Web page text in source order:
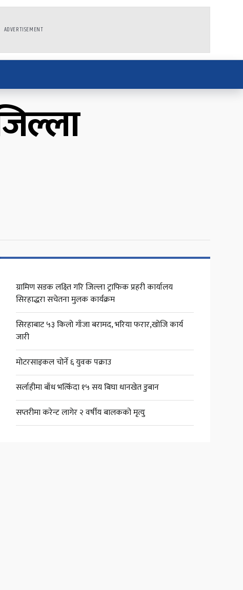
ADVERTISEMENT
ग्रामिण सडक लक्ष्ति गरि जिल्ला ट्राफिक प्रहरी कार्यालय
सिरहाद्धरा सचेतना मुलक कार्यक्रम
सिरहाबाट ५३ किलो गाँजा बरामद, भरिया फरार,खोजि कार्य
जारी
मोटरसाइकल चोर्ने ६ युवक पक्राउ
सर्लाहीमा बाँध भत्किँदा १५ सय बिघा धानखेत डुबान
सप्तरीमा करेन्ट लागेर २ वर्षीय बालकको मृत्यु